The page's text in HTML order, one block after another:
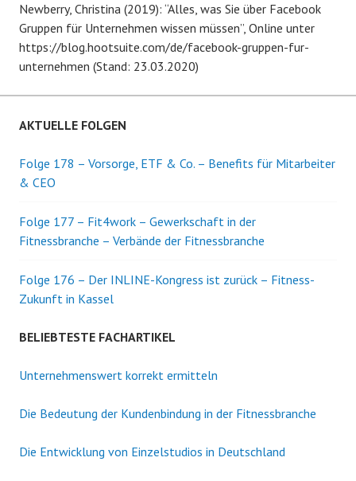
Newberry, Christina (2019): “Alles, was Sie über Facebook
Gruppen für Unternehmen wissen müssen”, Online unter
https://blog.hootsuite.com/de/facebook-gruppen-fur-
unternehmen (Stand: 23.03.2020)
AKTUELLE FOLGEN
Folge 178 – Vorsorge, ETF & Co. – Benefits für Mitarbeiter
& CEO
Folge 177 – Fit4work – Gewerkschaft in der
Fitnessbranche – Verbände der Fitnessbranche
Folge 176 – Der INLINE-Kongress ist zurück – Fitness-
Zukunft in Kassel
BELIEBTESTE FACHARTIKEL
Unternehmenswert korrekt ermitteln
Die Bedeutung der Kundenbindung in der Fitnessbranche
Die Entwicklung von Einzelstudios in Deutschland